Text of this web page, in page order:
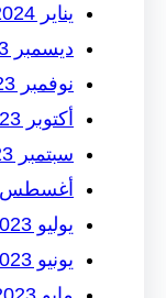
يناير 2024
ديسمبر 2023
نوفمبر 2023
أكتوبر 2023
سبتمبر 2023
أغسطس 2023
يوليو 2023
يونيو 2023